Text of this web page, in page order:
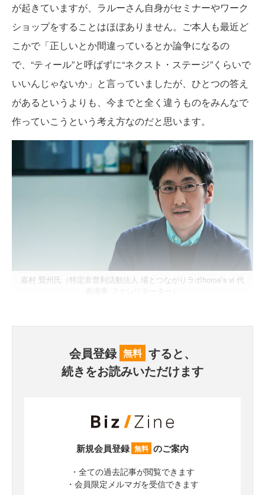
が起きていますが、ラルーさん自身がセミナーやワーク
ショップをすることはほぼありません。ご本人も最近ど
こかで「正しいとか間違っているとか論争になるの
で、“ティール”と呼ばずに“ネクスト・ステージ”くらいで
いいんじゃないか」と言っていましたが、ひとつの答え
があるというよりも、今までと全く違うものをみんなで
作っていこうという考え方なのだと思います。
嘉村 賢州氏（特定非営利活動法人 場とつながりラボhome’s vi 代
会員登録 無料 すると、
続きをお読みいただけます
新規会員登録 無料 のご案内
・全ての過去記事が閲覧できます
・会員限定メルマガを受信できます